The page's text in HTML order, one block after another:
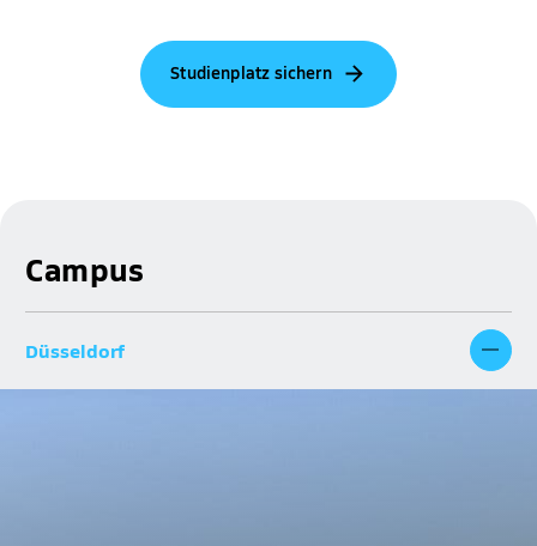
Studienplatz sichern
Campus
Düsseldorf